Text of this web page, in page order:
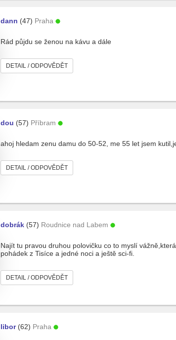
dann (47) Praha
Rád půjdu se ženou na kávu a dále
DETAIL / ODPOVĚDĚT
dou (57) Příbram
ahoj hledam zenu damu do 50-52, me 55 let jsem
DETAIL / ODPOVĚDĚT
dobrák (57) Roudnice nad Labem
Najít tu pravou druhou polovičku co to myslí
pohádek z Tisíce a jedné noci a ještě sci-fi.
DETAIL / ODPOVĚDĚT
libor(62) Praha